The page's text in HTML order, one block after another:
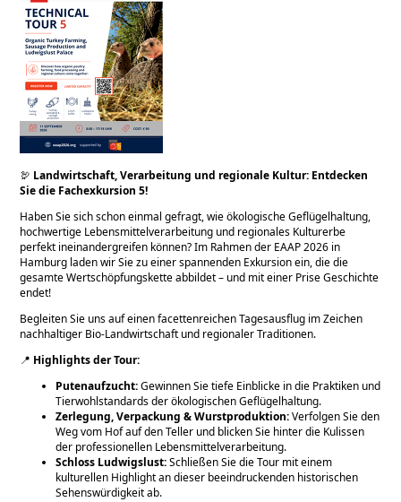
🦃 Landwirtschaft, Verarbeitung und regionale Kultur: Entdecken
Sie die Fachexkursion 5!
Haben Sie sich schon einmal gefragt, wie ökologische Geflügelhaltung,
hochwertige Lebensmittelverarbeitung und regionales Kulturerbe
perfekt ineinandergreifen können? Im Rahmen der EAAP 2026 in
Hamburg laden wir Sie zu einer spannenden Exkursion ein, die die
gesamte Wertschöpfungskette abbildet – und mit einer Prise Geschichte
endet!
Begleiten Sie uns auf einen facettenreichen Tagesausflug im Zeichen
nachhaltiger Bio-Landwirtschaft und regionaler Traditionen.
📍 Highlights der Tour:
Putenaufzucht:Gewinnen Sie tiefe Einblicke in die Praktiken und
Tierwohlstandards der ökologischen Geflügelhaltung.
Zerlegung, Verpackung & Wurstproduktion:Verfolgen Sie den
Weg vom Hof auf den Teller und blicken Sie hinter die Kulissen
der professionellen Lebensmittelverarbeitung.
Schloss Ludwigslust:Schließen Sie die Tour mit einem
kulturellen Highlight an dieser beeindruckenden historischen
Sehenswürdigkeit ab.